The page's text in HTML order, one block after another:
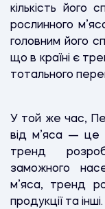
кількість його
рослинного
головним його
що в країні є
тотального
У той же час,
від м’яса — це
тренд
заможного
м’яса, тренд
продукції та інші.